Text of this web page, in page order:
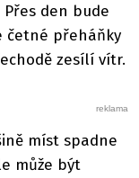
den bude
četné přeháňky
zesílí vítr.
míst spadne
může být